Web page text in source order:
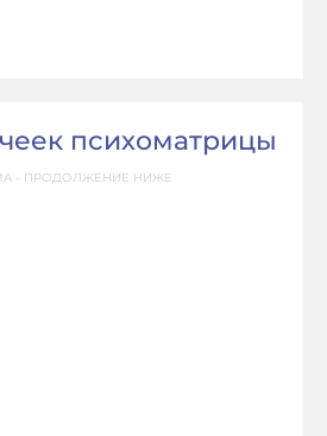
психоматрицы
- ПРОДОЛЖЕНИЕ НИЖЕ